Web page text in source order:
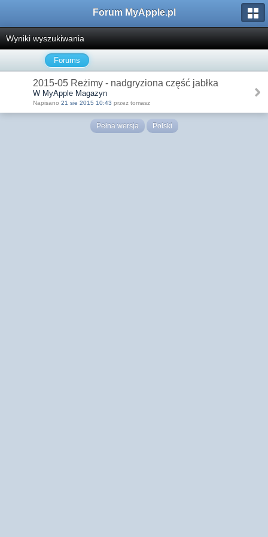
Forum MyApple.pl
Wyniki wyszukiwania
Forums
2015-05 Reżimy - nadgryziona część jabłka
W MyApple Magazyn
Napisano 21 sie 2015 10:43 przez tomasz
Pełna wersja Polski